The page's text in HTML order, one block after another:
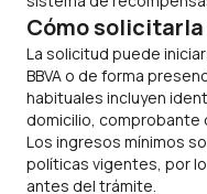
Cómo
La solicitud puede
BBVA o de forma
habituales incluyen
domicilio, comprobante
Los ingresos mínimos
políticas vigentes, por
antes del trámite.